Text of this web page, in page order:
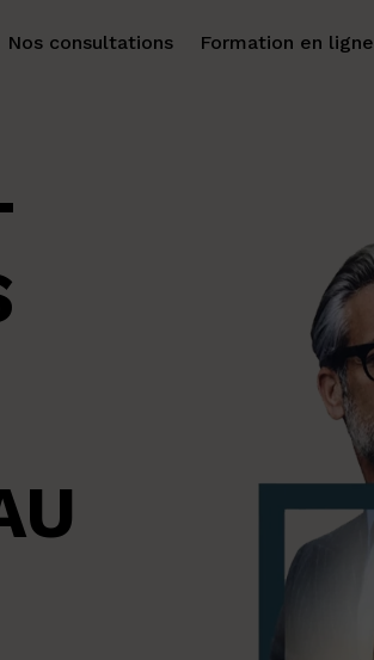
Nos consultations Formation en ligne